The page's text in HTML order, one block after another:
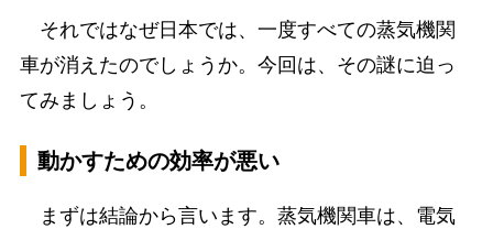
それではなぜ日本では、一度すべての蒸気機関
車が消えたのでしょうか。今回は、その謎に迫っ
てみましょう。
動かすための効率が悪い
まずは結論から言います。蒸気機関車は、電気